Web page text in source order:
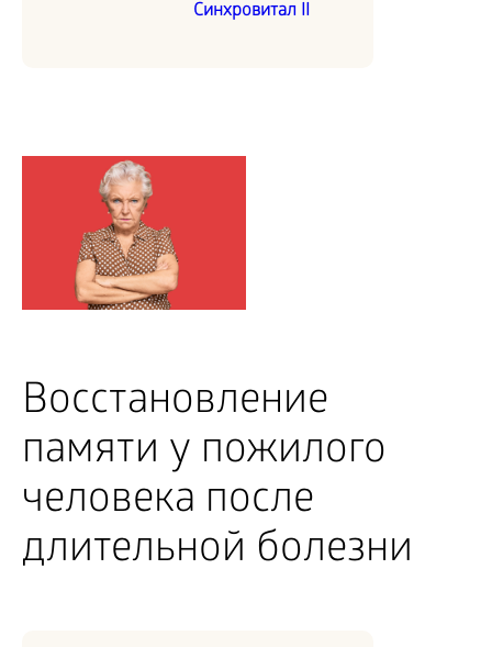
Синхровитал II
Восстановление
памяти у пожилого
человека после
длительной болезни